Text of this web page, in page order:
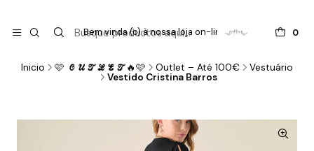
0
Bem vinda (o) à nossa loja on-line !
Inicio 🩷 𝓞𝓤𝓣𝓛𝓔𝓣🔥🩷 Outlet – Até 100€
Vestuário
Vestido Cristina Barros